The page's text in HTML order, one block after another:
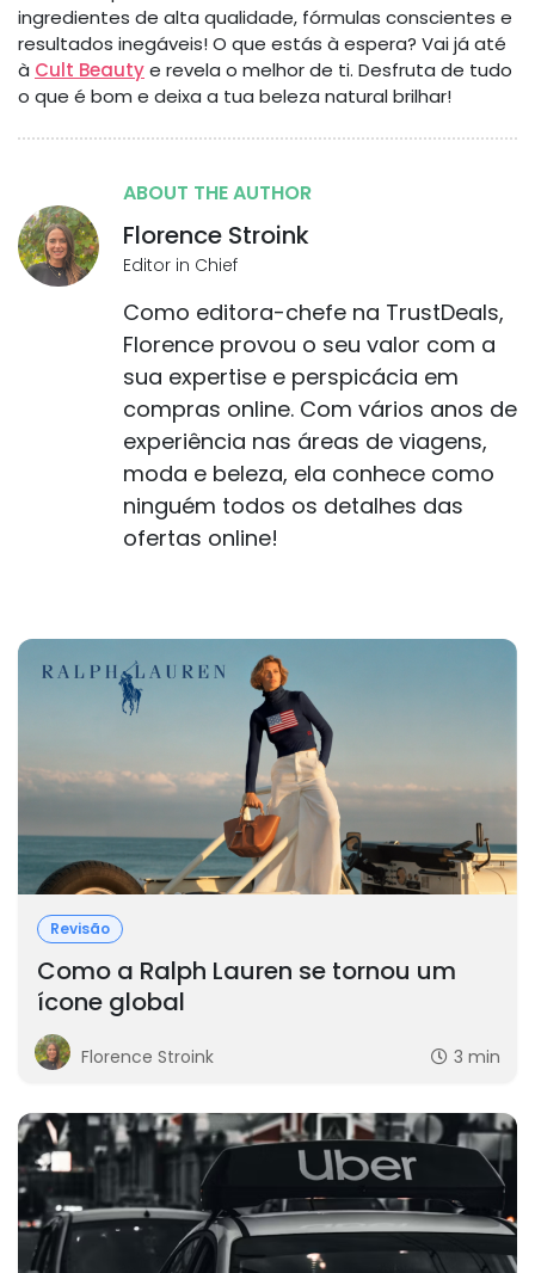
ingredientes de alta qualidade, fórmulas conscientes e
resultados inegáveis! O que estás à espera? Vai já até
à Cult Beautye revela o melhor de ti. Desfruta de tudo
o que é bom e deixa a tua beleza natural brilhar!
ABOUT THE AUTHOR
Florence Stroink
Editor in Chief
Como editora-chefe na TrustDeals,
Florence provou o seu valor com a
sua expertise e perspicácia em
compras online. Com vários anos de
experiência nas áreas de viagens,
moda e beleza, ela conhece como
ninguém todos os detalhes das
ofertas online!
Revisão
Como a Ralph Lauren se tornou um
ícone global
Florence Stroink 3 min